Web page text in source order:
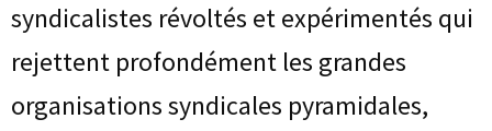
syndicalistes révoltés et expérimentés qui
rejettent profondément les grandes
organisations syndicales pyramidales,